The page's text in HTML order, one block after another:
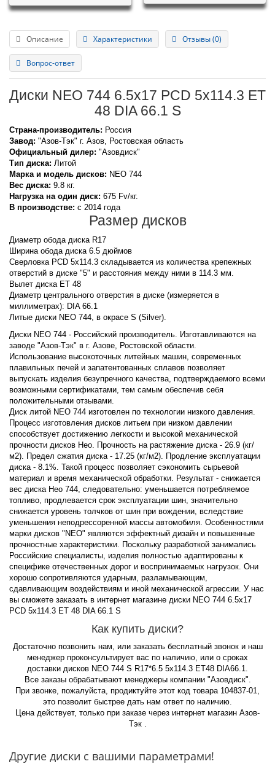
Описание Характеристики Отзывы (0)
Вопрос-ответ
Диски NEO 744 6.5x17 PCD 5x114.3 ET
48 DIA 66.1 S
Страна-производитель: Россия
Завод: "Азов-Тэк" г. Азов, Ростовская область
Официальный дилер: "Азовдиск"
Тип диска: Литой
Марка и модель дисков: NEO 744
Вес диска: 9.8 кг.
Нагрузка на один диск: 675 Fv/кг.
В производстве: с 2014 года
Размер дисков
Диаметр обода диска R17
Ширина обода диска 6.5 дюймов
Сверловка PCD 5x114.3 складывается из количества крепежных
отверстий в диске "5" и расстояния между ними в 114.3 мм.
Вылет диска ET 48
Диаметр центрального отверстия в диске (измеряется в
миллиметрах): DIA 66.1
Литые диски NEO 744, в окрасе S (Silver).
Диски NEO 744 - Российский производитель. Изготавливаются на
заводе "Азов-Тэк" в г. Азове, Ростовской области.
Использование высокоточных литейных машин, современных
плавильных печей и запатентованных сплавов позволяет
выпускать изделия безупречного качества, подтверждаемого всеми
возможными сертификатами, тем самым обеспечив себя
положительными отзывами.
Диск литой NEO 744 изготовлен по технологии низкого давления.
Процесс изготовления дисков литьем при низком давлении
способствует достижению легкости и высокой механической
прочности дисков Нео. Прочность на растяжение диска - 26.9 (кг/
м2). Предел сжатия диска - 17.25 (кг/м2). Продление эксплуатации
диска - 8.1%. Такой процесс позволяет сэкономить сырьевой
материал и время механической обработки. Результат - снижается
вес диска Нео 744, следовательно: уменьшается потребляемое
топливо, продлевается срок эксплуатации шин, значительно
снижается уровень толчков от шин при вождении, вследствие
уменьшения неподрессоренной массы автомобиля. Особенностями
марки дисков "NEO" являются эффектный дизайн и повышенные
прочностные характеристики. Поскольку разработкой занимались
Российские специалисты, изделия полностью адаптированы к
специфике отечественных дорог и воспринимаемых нагрузок. Они
хорошо сопротивляются ударным, разламывающим,
сдавливающим воздействиям и иной механической агрессии. У нас
вы сможете заказать в интернет магазине диски NEO 744 6.5x17
PCD 5x114.3 ET 48 DIA 66.1 S
Как купить диски?
Достаточно позвонить нам, или заказать бесплатный звонок и наш
менеджер проконсультирует вас по наличию, или о сроках
доставки дисков NEO 744 S R17*6.5 5x114.3 ET48 DIA66.1.
Все заказы обрабатывают менеджеры компании "Азовдиск".
При звонке, пожалуйста, продиктуйте этот код товара 104837-01,
это позволит быстрее дать нам ответ по наличию.
Цена действует, только при заказе через интернет магазин Азов-
Тэк .
Другие диски с вашими параметрами!